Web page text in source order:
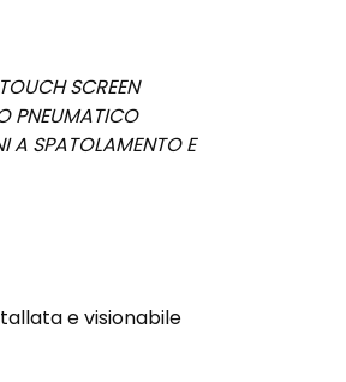
SCREEN
PNEUMATICO
A SPATOLAMENTO E
e visionabile